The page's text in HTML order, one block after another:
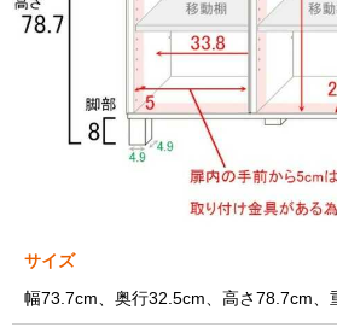
サイズ
幅73.7cm、奥行32.5cm、高さ78.7cm、